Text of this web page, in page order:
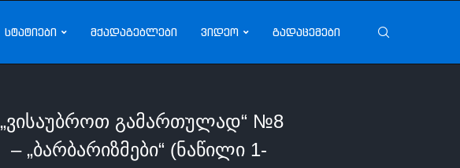
სტატიები მქადაგებლები ვიდეო გადაცემები
„ვისაუბროთ გამართულად“ №8
– „ბარბარიზმები“ (ნაწილი 1-